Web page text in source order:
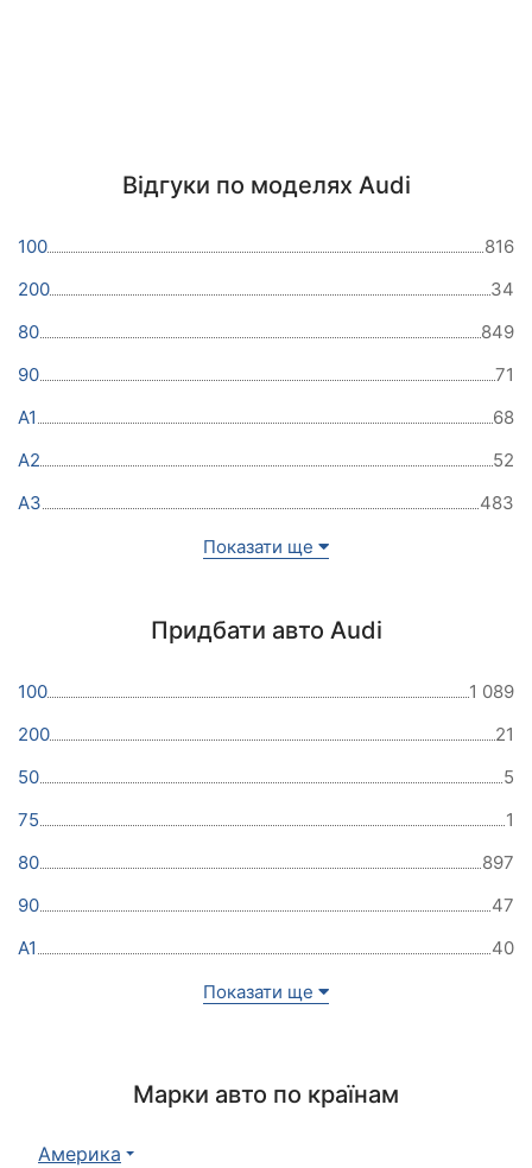
Відгуки по моделях Audi
100
816
200
34
80
849
90
71
A1
68
A2
52
A3
483
Показати ще
Придбати авто Audi
100
1 089
200
21
50
5
75
1
80
897
90
47
A1
40
Показати ще
Марки авто по країнам
Америка